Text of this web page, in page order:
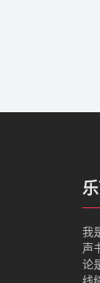
我
声
论